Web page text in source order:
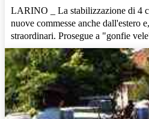
LARINO _ La stabilizzazione di 4
nuove commesse anche dall'estero
straordinari. Prosegue a "gonfie